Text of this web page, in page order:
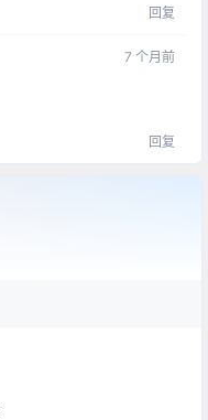
回复
7 个月前
回复